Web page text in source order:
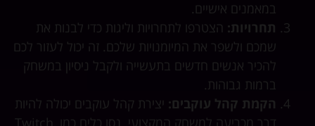
במאמנים אישיים.
תחרויות: הצטרפו לתחרויות וליגות כדי לבנות את
שמכם ולשפר את המיומנויות שלכם. זה יכול לעזור לכם
להכיר אנשים חדשים בתעשייה ולקבל ניסיון במשחק
ברמות גבוהות.
הקמת קהל עוקבים: יצירת קהל עוקבים יכולה להיות
דרך מכריעה למשחק המקצועי. נסו כלים כמו Twitch,